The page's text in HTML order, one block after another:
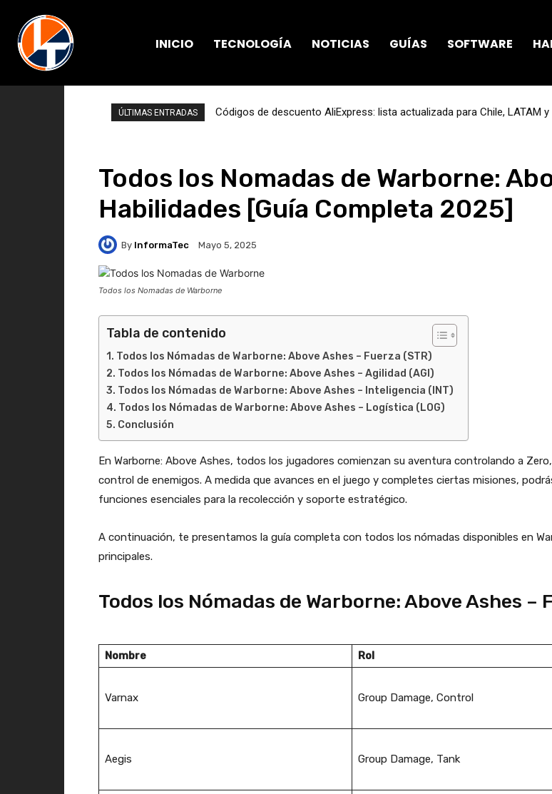
INICIO TECNOLOGÍA NOTICIAS GUÍAS SOFTWARE
ÚLTIMAS ENTRADAS Códigos de descuento AliExpress: lista actualizada para Chile, LATAM
Todos los Nomadas de Warborne:
Habilidades [Guía Completa 2025]
By InformaTec Mayo 5, 2025
Todos los Nomadas de Warborne
Tabla de contenido
Todos los Nómadas de Warborne: Above Ashes – Fuerza (STR)
Todos los Nómadas de Warborne: Above Ashes – Agilidad (AGI)
Todos los Nómadas de Warborne: Above Ashes – Inteligencia (INT)
Todos los Nómadas de Warborne: Above Ashes – Logística (LOG)
Conclusión
En Warborne: Above Ashes, todos los jugadores comienzan su aventura controlando a
control de enemigos. A medida que avances en el juego y completes ciertas misiones,
funciones esenciales para la recolección y soporte estratégico.
A continuación, te presentamos la guía completa con todos los nómadas disponibles en
principales.
Todos los Nómadas de Warborne: Above Ashes –
Nombre Rol
Varnax Group Damage, Control
Aegis Group Damage, Tank